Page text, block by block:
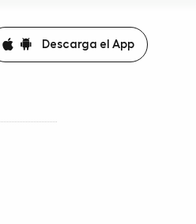
Descarga el App